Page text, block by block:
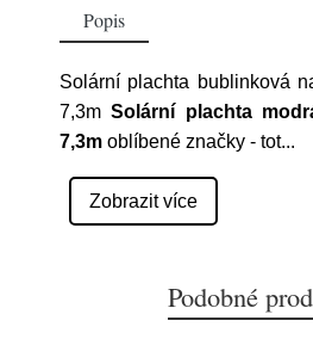
Popis
Solární plachta bublinková
7,3mSolární plachta
7,3m oblíbené značky - tot...
Zobrazit více
Podobné